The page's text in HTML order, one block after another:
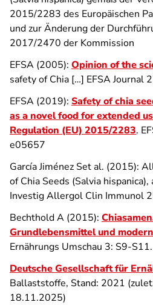
2015/2283 des Europäischen
und zur Änderung der
2017/2470 der Kommission
EFSA (2005): Opinion of the
safety of Chia […] EFSA Journal
EFSA (2019): Safety of chia
as a novel food for extended
Regulation (EU) 2015/2283.
e05657
García Jiménez Set al. (2015):
of Chia Seeds (Salvia
Investig Allergol Clin Immunol
Bechthold A (2015):
Grundlebensmittel und
Ernährungs Umschau 3: S9-S11.
Deutsche Gesellschaft für
Ballaststoffe, Stand: 2021
18.11.2025)